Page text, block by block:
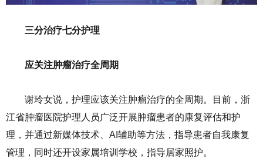
三分治疗七分护理
应关注肿瘤治疗全周期
谢玲女说，护理应该关注肿瘤治疗的全周期。目前，浙
江省肿瘤医院护理人员广泛开展肿瘤患者的康复评估和护
理，并通过新媒体技术、AI辅助等方法，指导患者自我康复
管理，同时还开设家属培训学校，指导居家照护。